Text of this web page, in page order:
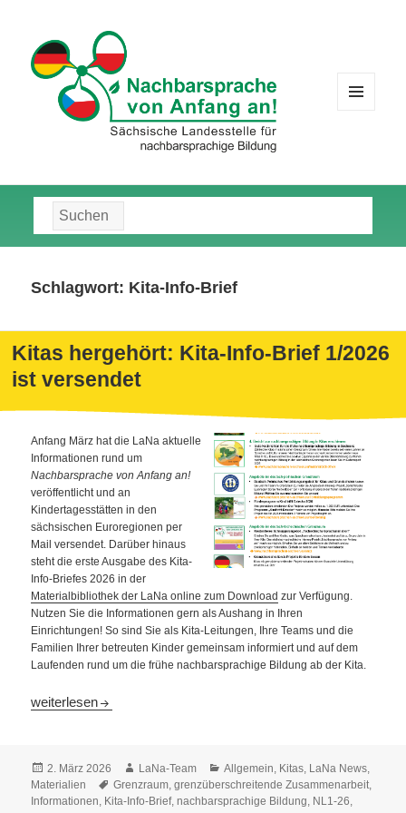
Suche
nach:
Schlagwort: Kita-Info-Brief
Kitas hergehört: Kita-Info-Brief 1/2026
ist versendet
Anfang März hat die LaNa aktuelle
Informationen rund um
Nachbarsprache von Anfang an!
veröffentlicht und an
Kindertagesstätten in den
sächsischen Euroregionen per
Mail versendet. Darüber hinaus
steht die erste Ausgabe des Kita-
Info-Briefes 2026 in der
Materialbibliothek der LaNa online zum Download zur Verfügung.
Nutzen Sie die Informationen gern als Aushang in Ihren
Einrichtungen! So sind Sie als Kita-Leitungen, Ihre Teams und die
Familien Ihrer betreuten Kinder gemeinsam informiert und auf dem
Laufenden rund um die frühe nachbarsprachige Bildung ab der Kita.
Kitas hergehört: Kita-Info-Brief 1/2026 ist versendet
weiterlesen
Veröffentlicht
am
2. März 2026 Autor
LaNa-Team Kategorien
Allgemein, Kitas, LaNa News,
Materialien
Schlagwörter
Grenzraum,grenzüberschreitende Zusammenarbeit,
Informationen, Kita-Info-Brief,nachbarsprachige Bildung, NL1-26,